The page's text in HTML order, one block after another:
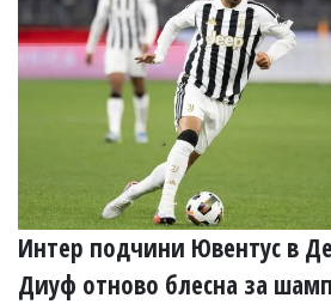
Интер подчини Ювентус в
Диуф отново блесна за